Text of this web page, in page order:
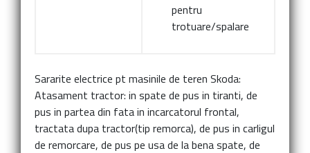
pentru
trotuare/spalare
Sararite electrice pt masinile de teren Skoda:
Atasament tractor: in spate de pus in tiranti, de
pus in partea din fata in incarcatorul frontal,
tractata dupa tractor(tip remorca), de pus in carligul
de remorcare, de pus pe usa de la bena spate, de